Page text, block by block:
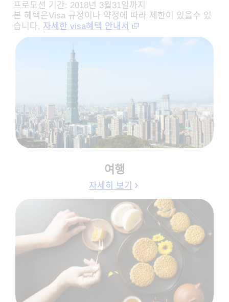
프로모션 기간: 2018년 3월31일까지
본 혜택은Visa 규정이나 약정에 따라 제한이 있을수 있
습니다, 자세한 visa혜택 안내서
여행
자세히 보기